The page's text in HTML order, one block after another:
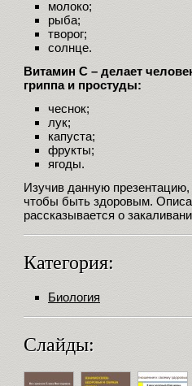
молоко;
рыба;
творог;
солнце.
Витамин С – делает
гриппа и простуды:
чеснок;
лук;
капуста;
фрукты;
ягоды.
Изучив данную
чтобы быть здоровым.
рассказывается о
Категория:
Биология
Слайды: